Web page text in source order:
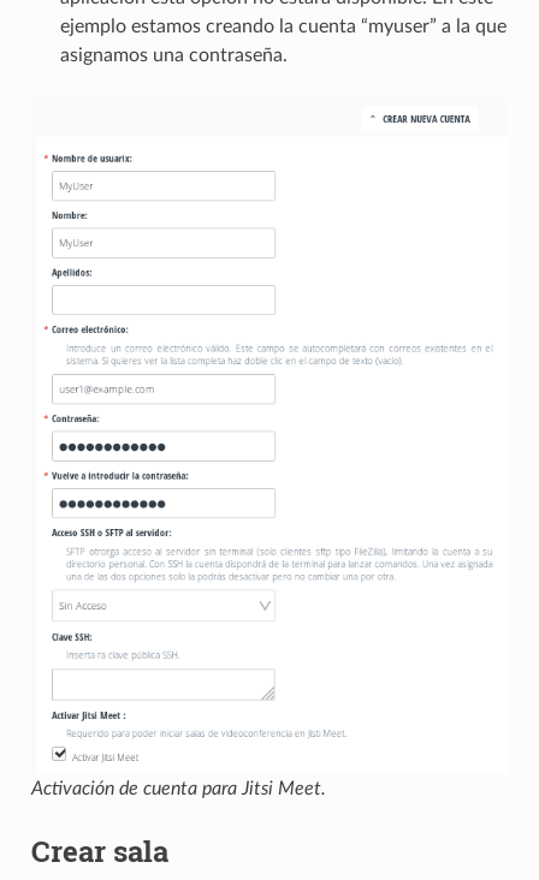
ejemplo estamos creando la cuenta “myuser” a la que
asignamos una contraseña.
Activación de cuenta para Jitsi Meet.
Crear sala